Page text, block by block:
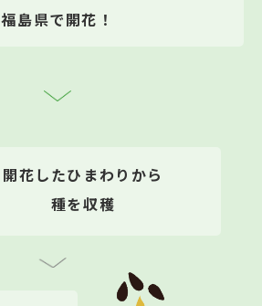
福島県で開花！
開花したひまわりから
種を収穫